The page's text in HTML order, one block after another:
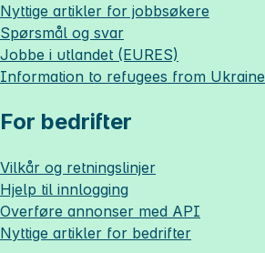
Nyttige artikler for jobbsøkere
Spørsmål og svar
Jobbe i utlandet (EURES)
Information to refugees from Ukraine
For bedrifter
Vilkår og retningslinjer
Hjelp til innlogging
Overføre annonser med API
Nyttige artikler for bedrifter